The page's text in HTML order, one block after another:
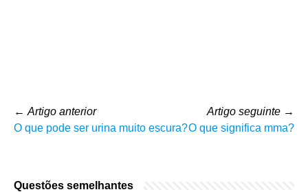
← Artigo anterior
O que pode ser urina muito escura?
Artigo seguinte →
O que significa mma?
Questões semelhantes